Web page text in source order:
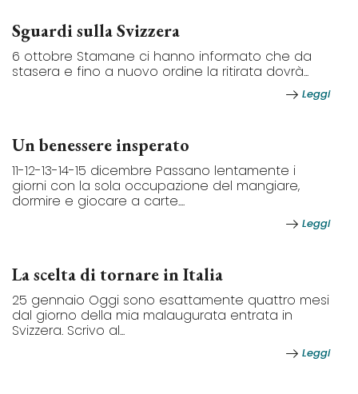
Sguardi sulla Svizzera
6 ottobre Stamane ci hanno informato che da
stasera e fino a nuovo ordine la ritirata dovrà...
Leggi
Un benessere insperato
11-12-13-14-15 dicembre Passano lentamente i
giorni con la sola occupazione del mangiare,
dormire e giocare a carte....
Leggi
La scelta di tornare in Italia
25 gennaio Oggi sono esattamente quattro mesi
dal giorno della mia malaugurata entrata in
Svizzera. Scrivo al...
Leggi